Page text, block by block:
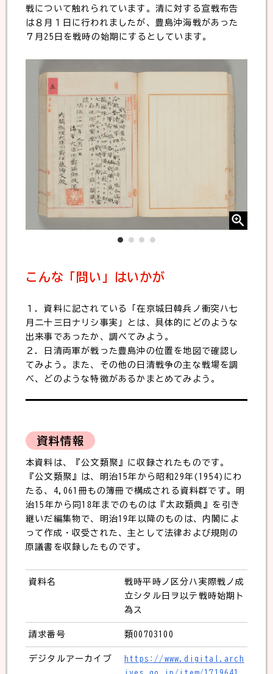
戦について触れられています。清に対する宣戦布告
は８月１日に行われましたが、豊島沖海戦があった
７月25日を戦時の始期にするとしています。
こんな「問い」はいかが
１．資料に記されている「在京城日韓兵ノ衝突ハ七
月二十三日ナリシ事実」とは、具体的にどのような
出来事であったか、調べてみよう。
２．日清両軍が戦った豊島沖の位置を地図で確認し
てみよう。また、その他の日清戦争の主な戦場を調
べ、どのような特徴があるかまとめてみよう。
資料情報
本資料は、『公文類聚』に収録されたものです。
『公文類聚』は、明治15年から昭和29年(1954)にわ
たる、4,061冊もの簿冊で構成される資料群です。明
治15年から同18年までのものは『太政類典』を引き
継いだ編集物で、明治19年以降のものは、内閣によ
って作成・収受された、主として法律および規則の
原議書を収録したものです。
資料名
戦時平時ノ区分ハ実際戦ノ成
立シタル日ヲ以テ戦時始期ト
為ス
請求番号 類00703100
デジタルアーカイブ
https://www.digital.arch